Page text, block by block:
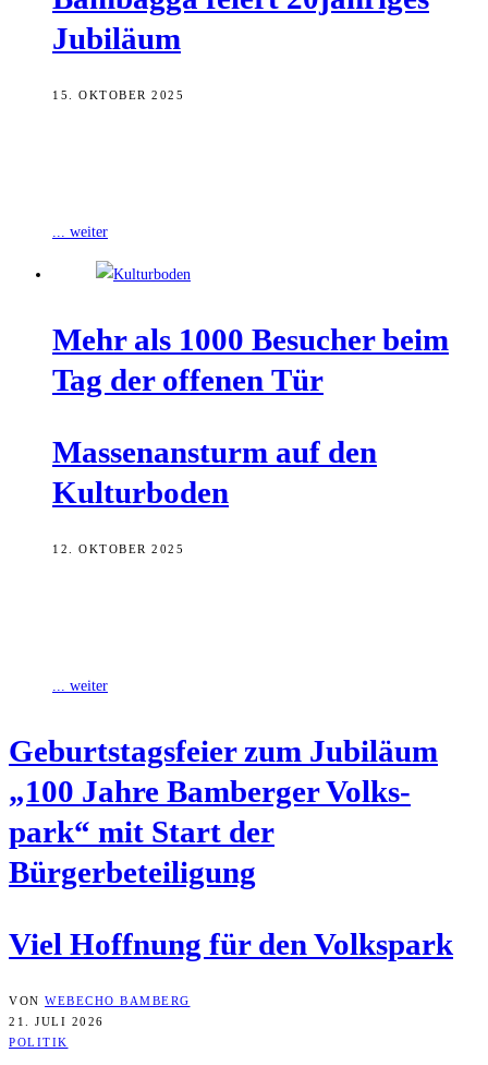
Jubiläum
15. OKTOBER 2025
... weiter
Mehr als 1000 Besu­cher beim
Tag der offe­nen Tür
Mas­sen­an­sturm auf den
Kulturboden
12. OKTOBER 2025
... weiter
Geburts­tags­fei­er zum Jubi­lä­um
„100 Jah­re Bam­ber­ger Volks­
park“ mit Start der
Bürgerbeteiligung
Viel Hoff­nung für den Volkspark
VON WEBECHO BAMBERG
21. JULI 2026
POLITIK